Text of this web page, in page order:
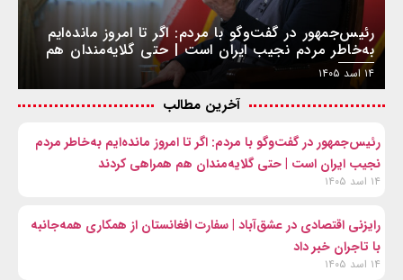
رئیس‌جمهور در گفت‌وگو با مردم: اگر تا امروز مانده‌ایم
به‌خاطر مردم نجیب ایران است | حتی گلایه‌مندان هم
همراهی کردند
۱۴ اسد ۱۴۰۵
آخرین مطالب
رئیس‌جمهور در گفت‌وگو با مردم: اگر تا امروز مانده‌ایم به‌خاطر مردم
نجیب ایران است | حتی گلایه‌مندان هم همراهی کردند
۱۴ اسد ۱۴۰۵
رایزنی اقتصادی در عشق‌آباد | سفارت افغانستان از همکاری همه‌جانبه
با تاجران خبر داد
۱۴ اسد ۱۴۰۵